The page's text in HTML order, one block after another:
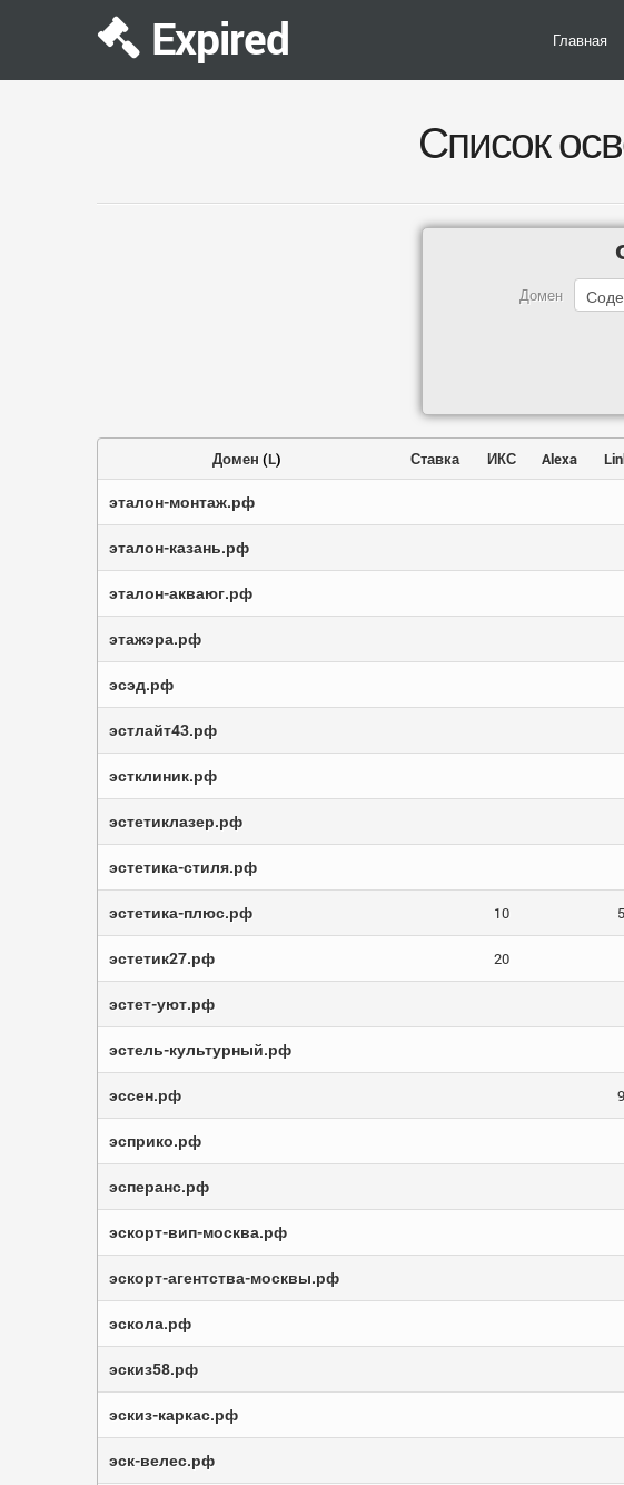
Expired Главная
Список
Домен
Домен (L) Ставка ИКС Alexa
эталон-монтаж.рф
эталон-казань.рф
эталон-акваюг.рф
этажэра.рф
эсэд.рф
эстлайт43.рф
эстклиник.рф
эстетиклазер.рф
эстетика-стиля.рф
эстетика-плюс.рф 10 5
эстетик27.рф 20
эстет-уют.рф
эстель-культурный.рф
эссен.рф 9
эсприко.рф
эсперанс.рф
эскорт-вип-москва.рф
эскорт-агентства-москвы.рф
эскола.рф
эскиз58.рф
эскиз-каркас.рф
эск-велес.рф